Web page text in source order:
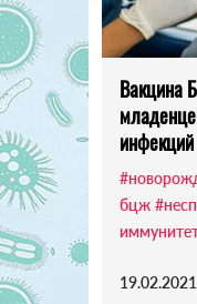
Вакцина
инфекций
бцж
19.02.2021